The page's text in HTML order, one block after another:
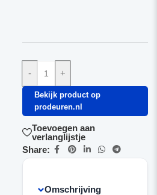
- +
Bekijk product op
prodeuren.nl
Toevoegen aan
verlanglijstje
Share:
Omschrijving